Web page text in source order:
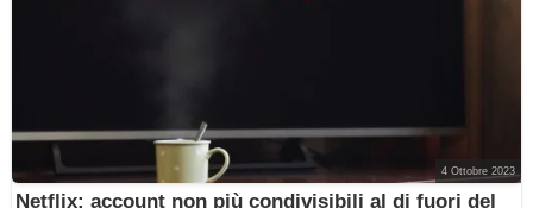
4 Ottobre 2023
Netflix: account non più condivisibili al di fuori del